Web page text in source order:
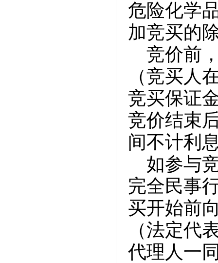
危险化学
加竞买的
竞价前
（竞买人
竞买保证
竞价结束
间不计利
如参与
完全民事
买开始前
（法定代
代理人一